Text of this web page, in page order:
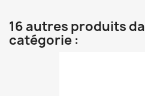
16 autres produits
catégorie :